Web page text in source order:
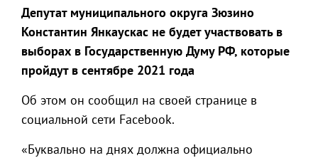
Депутат муниципального округа Зюзино
Константин Янкаускас не будет участвовать в
выборах в Государственную Думу РФ, которые
пройдут в сентябре 2021 года
Об этом он сообщил на своей странице в
социальной сети Facebook.
«Буквально на днях должна официально